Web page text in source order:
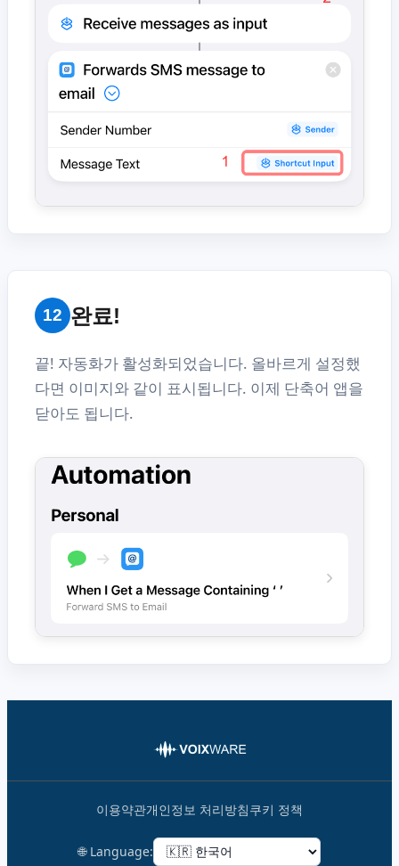
12 완료!
끝! 자동화가 활성화되었습니다. 올바르게 설정했
다면 이미지와 같이 표시됩니다. 이제 단축어 앱을
닫아도 됩니다.
이용약관개인정보 처리방침쿠키 정책
🌐 Language: